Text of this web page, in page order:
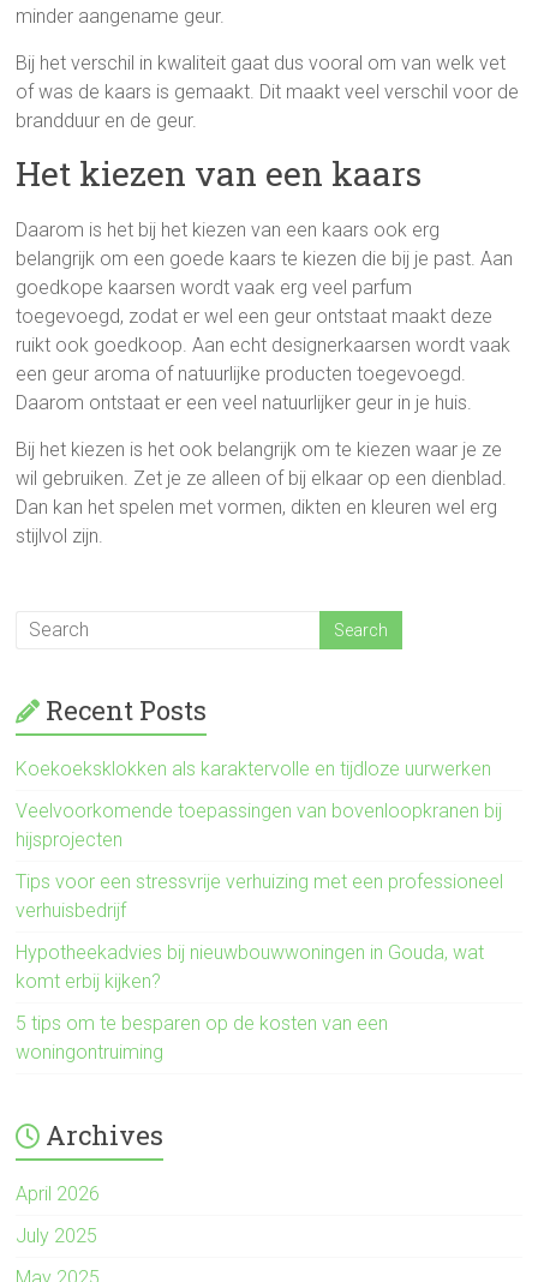
minder aangename geur.
Bij het verschil in kwaliteit gaat dus vooral om van welk vet
of was de kaars is gemaakt. Dit maakt veel verschil voor de
brandduur en de geur.
Het kiezen van een kaars
Daarom is het bij het kiezen van een kaars ook erg
belangrijk om een goede kaars te kiezen die bij je past. Aan
goedkope kaarsen wordt vaak erg veel parfum
toegevoegd, zodat er wel een geur ontstaat maakt deze
ruikt ook goedkoop. Aan echt designerkaarsen wordt vaak
een geur aroma of natuurlijke producten toegevoegd.
Daarom ontstaat er een veel natuurlijker geur in je huis.
Bij het kiezen is het ook belangrijk om te kiezen waar je ze
wil gebruiken. Zet je ze alleen of bij elkaar op een dienblad.
Dan kan het spelen met vormen, dikten en kleuren wel erg
stijlvol zijn.
Recent Posts
Koekoeksklokken als karaktervolle en tijdloze uurwerken
Veelvoorkomende toepassingen van bovenloopkranen bij
hijsprojecten
Tips voor een stressvrije verhuizing met een professioneel
verhuisbedrijf
Hypotheekadvies bij nieuwbouwwoningen in Gouda, wat
komt erbij kijken?
5 tips om te besparen op de kosten van een
woningontruiming
Archives
April 2026
July 2025